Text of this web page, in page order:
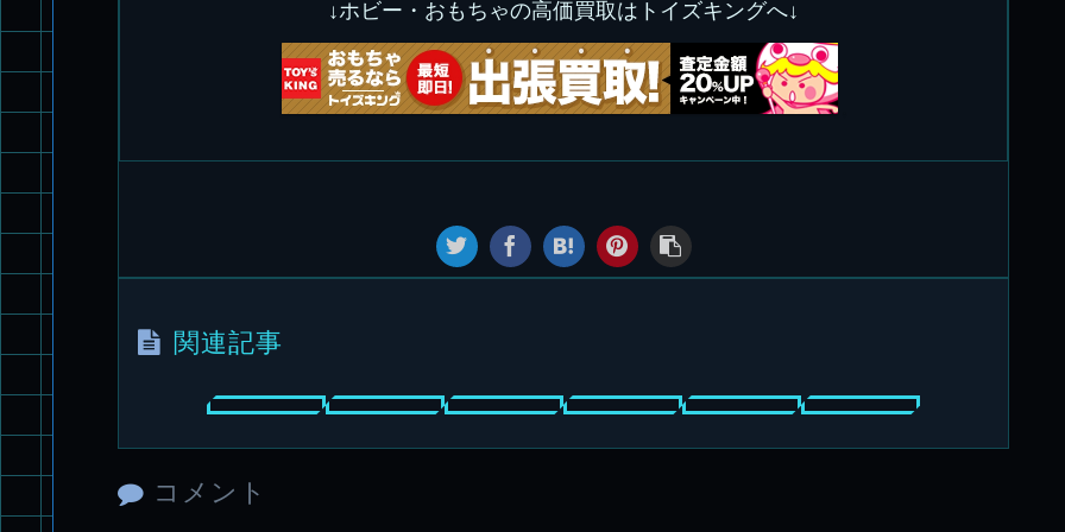
↓ホビー・おもちゃの高価買取はトイズキングへ↓
関連記事
コメント